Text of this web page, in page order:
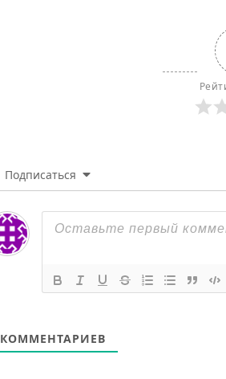
Подписаться
КОММЕНТАРИЕВ